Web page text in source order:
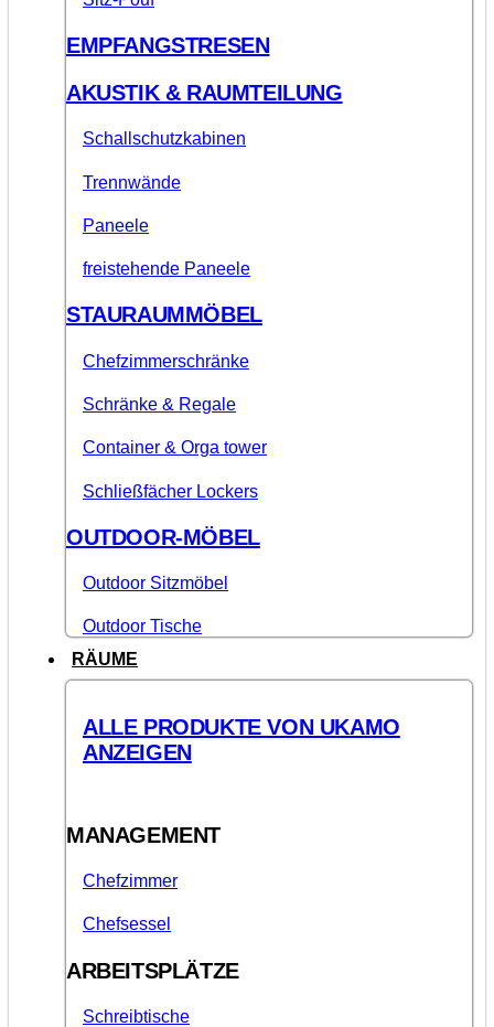
EMPFANGSTRESEN
AKUSTIK & RAUMTEILUNG
Schallschutzkabinen
Trennwände
Paneele
freistehende Paneele
STAURAUMMÖBEL
Chefzimmerschränke
Schränke & Regale
Container & Orga tower
Schließfächer Lockers
OUTDOOR-MÖBEL
Outdoor Sitzmöbel
Outdoor Tische
RÄUME
ALLE PRODUKTE VON UKAMO
ANZEIGEN
MANAGEMENT
Chefzimmer
Chefsessel
ARBEITSPLÄTZE
Schreibtische